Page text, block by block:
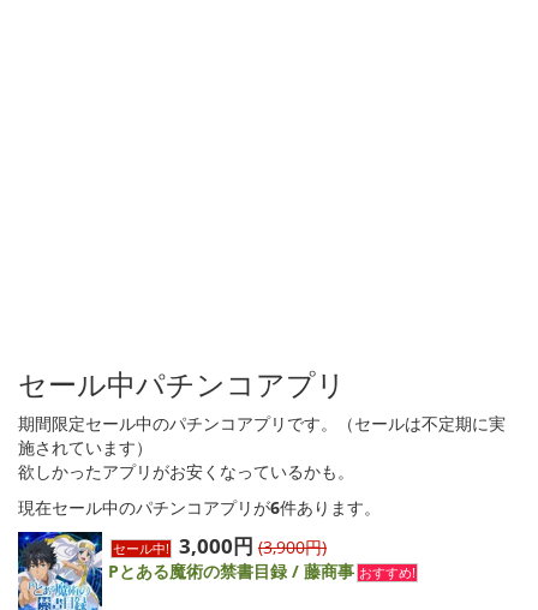
セール中パチンコアプリ
期間限定セール中のパチンコアプリです。（セールは不定期に実
施されています）
欲しかったアプリがお安くなっているかも。
現在セール中のパチンコアプリが6件あります。
セール中! 3,000円 (3,900円)
Pとある魔術の禁書目録 / 藤商事 おすすめ!